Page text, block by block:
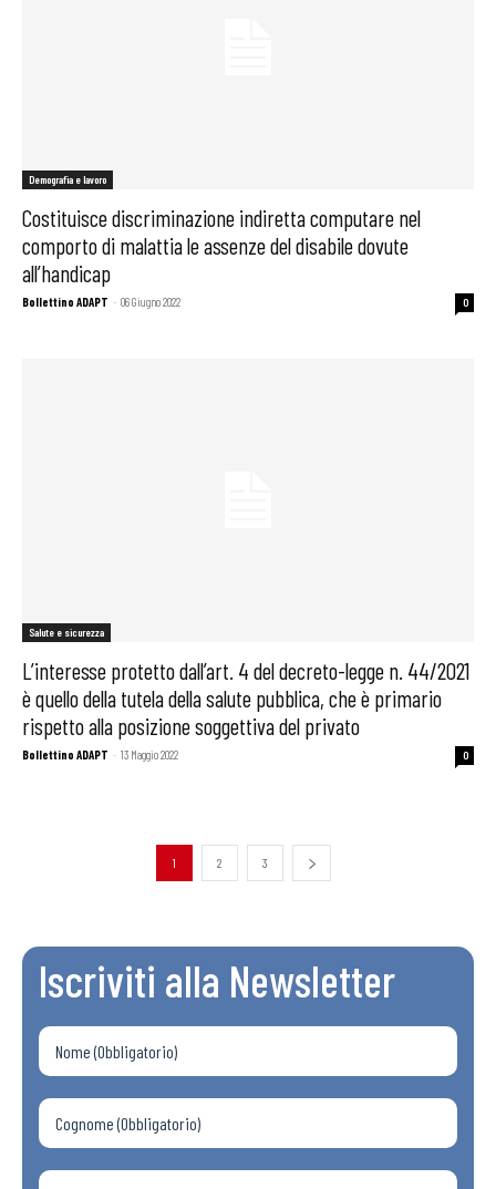
Demografia e lavoro
Costituisce discriminazione indiretta computare nel
comporto di malattia le assenze del disabile dovute
all’handicap
Bollettino ADAPT - 06 Giugno 2022 0
Salute e sicurezza
L’interesse protetto dall’art. 4 del decreto-legge n. 44/2021
è quello della tutela della salute pubblica, che è primario
rispetto alla posizione soggettiva del privato
Bollettino ADAPT - 13 Maggio 2022 0
1 2 3
Iscriviti alla Newsletter